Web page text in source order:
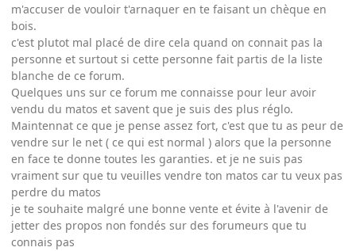
m'accuser de vouloir t'arnaquer en te faisant un chèque en
bois.
c'est plutot mal placé de dire cela quand on connait pas la
personne et surtout si cette personne fait partis de la liste
blanche de ce forum.
Quelques uns sur ce forum me connaisse pour leur avoir
vendu du matos et savent que je suis des plus réglo.
Maintennat ce que je pense assez fort, c'est que tu as peur de
vendre sur le net ( ce qui est normal ) alors que la personne
en face te donne toutes les garanties. et je ne suis pas
vraiment sur que tu veuilles vendre ton matos car tu veux pas
perdre du matos
je te souhaite malgré une bonne vente et évite à l'avenir de
jetter des propos non fondés sur des forumeurs que tu
connais pas